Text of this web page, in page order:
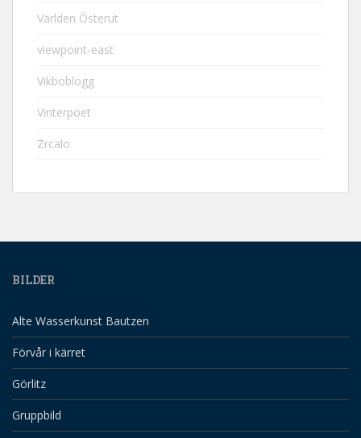
Världen Österut
viewpoint-east
Vikboblogg
Vinterpoet
Zrcalo
BILDER
Alte Wasserkunst Bautzen
Förvår i kärret
Görlitz
Gruppbild